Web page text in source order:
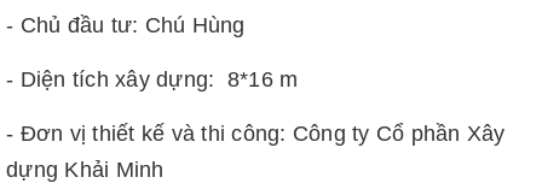
- Chủ đầu tư: Chú Hùng
- Diện tích xây dựng: 8*16 m
- Đơn vị thiết kế và thi công: Công ty Cổ phần Xây
dựng Khải Minh